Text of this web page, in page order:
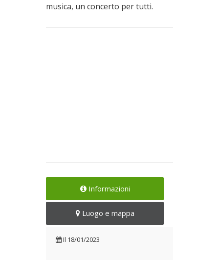
musica, un concerto per tutti.
Informazioni
Luogo e mappa
Il 18/01/2023